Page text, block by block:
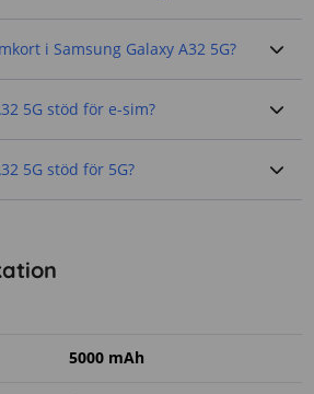
i Samsung Galaxy A32 5G?
5G stöd för e-sim?
5G stöd för 5G?
5000 mAh